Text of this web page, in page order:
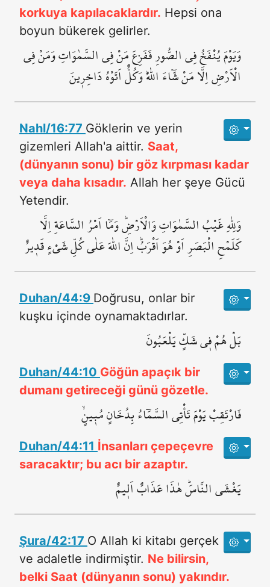
korkuya kapılacaklardır. Hepsi ona
boyun bükerek gelirler.
وَيَوْمَ يُنْفَخُ فِي الصُّورِ فَفَزِعَ مَنْ فِي السَّمٰوَاتِ وَمَنْ فِي
الْاَرْضِ اِلَّا مَنْ شَٓاءَ اللّٰهُۜ وَكُلٌّ اَتَوْهُ دَاخِر۪ينَ
Nahl/16:77 Göklerin ve yerin
gizemleri Allah'a aittir. Saat,
(dünyanın sonu) bir göz kırpması kadar
veya daha kısadır. Allah her şeye Gücü
Yetendir.
وَلِلّٰهِ غَيْبُ السَّمٰوَاتِ وَالْاَرْضِۜ وَمَٓا اَمْرُ السَّاعَةِ اِلَّا
كَلَمْحِ الْبَصَرِ اَوْ هُوَ اَقْرَبُۜ اِنَّ اللّٰهَ عَلٰى كُلِّ شَيْءٍ قَد۪يرٌ
Duhan/44:9 Doğrusu, onlar bir
kuşku içinde oynamaktadırlar.
بَلْ هُمْ ف۪ي شَكٍّ يَلْعَبُونَ
Duhan/44:10 Göğün apaçık bir
dumanı getireceği günü gözetle.
فَارْتَقِبْ يَوْمَ تَأْتِي السَّمَٓاءُ بِدُخَانٍ مُب۪ينٍۙ
Duhan/44:11 İnsanları çepeçevre
saracaktır; bu acı bir azaptır.
يَغْشَى النَّاسَۜ هٰذَا عَذَابٌ اَل۪يمٌ
Şura/42:17 O Allah ki kitabı gerçek
ve adaletle indirmiştir. Ne bilirsin,
belki Saat (dünyanın sonu) yakındır.